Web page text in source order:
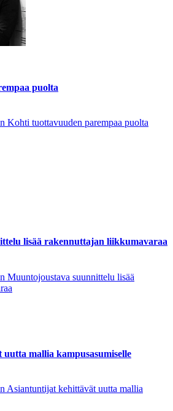
puolta
Kohti tuottavuuden parempaa puolta
lisää rakennuttajan liikkumavaraa
Muuntojoustava suunnittelu lisää
mallia kampusasumiselle
Asiantuntijat kehittävät uutta mallia